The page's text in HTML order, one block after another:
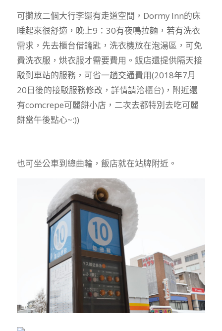
可攤放二個大行李還有走道空間，Dormy Inn的床
睡起來很舒適，晚上9：30有夜鳴拉麵，若有洗衣
需求，先去櫃台借鑰匙，洗衣機放在泡湯區，可免
費洗衣服，烘衣服才需要費用。飯店還提供隔天接
駁到車站的服務，可省一趟交通費用(2018年7月
20日後的接駁服務修改，詳情請洽櫃台)，附近還
有comcrepe可麗餅小店，二次去都特別去吃可麗
餅當午後點心~:))
也可坐公車到總曲輪，飯店就在站牌附近。